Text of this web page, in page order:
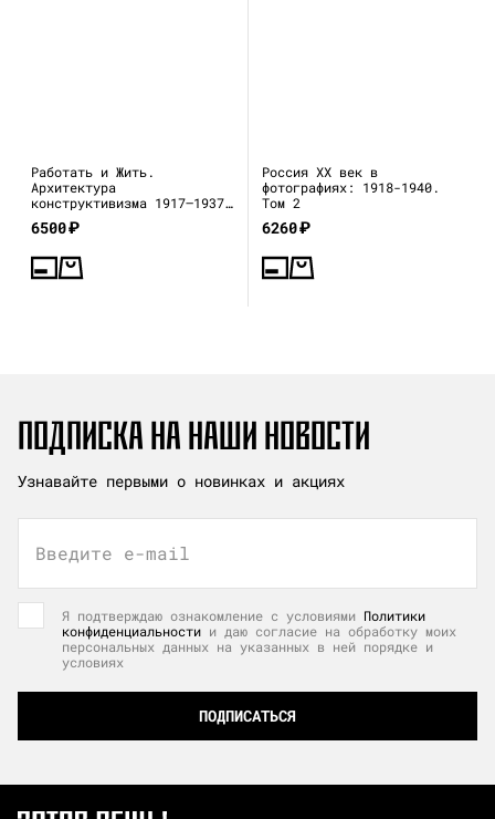
Работать и Жить.
Архитектура
конструктивизма 1917—1937
(каталог выставки)
6500₽
Россия XX век в
фотографиях: 1918-1940.
Том 2
6260₽
ПОДПИСКА НА НАШИ НОВОСТИ
Узнавайте первыми о новинках и акциях
Введите e-mail
Я подтверждаю ознакомление с условиями Политики
конфиденциальности и даю согласие на обработку моих
персональных данных на указанных в ней порядке и
условиях
ПОДПИСАТЬСЯ